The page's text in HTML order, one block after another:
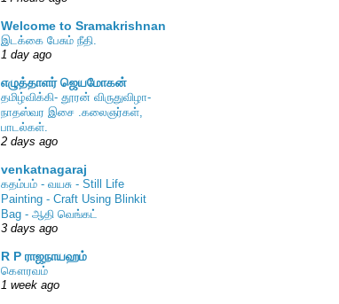
Welcome to Sramakrishnan
இடக்கை பேசும் நீதி.
1 day ago
எழுத்தாளர் ஜெயமோகன்
தமிழ்விக்கி- தூரன் விருதுவிழா-
நாதஸ்வர இசை .கலைஞர்கள்,
பாடல்கள்.
2 days ago
venkatnagaraj
கதம்பம் - வயசு - Still Life
Painting - Craft Using Blinkit
Bag - ஆதி வெங்கட்
3 days ago
R P ராஜநாயஹம்
கௌரவம்
1 week ago